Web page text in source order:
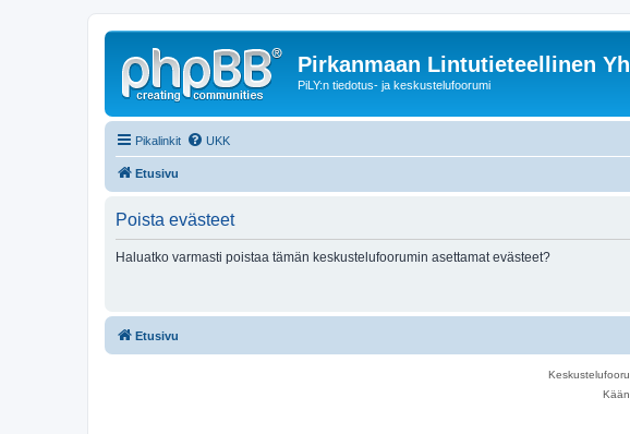
Pirkanmaan Lintutieteellinen
PiLY:n tiedotus- ja keskustelufoorumi
Pikalinkit UKK
Etusivu
Poista evästeet
Haluatko varmasti poistaa tämän keskustelufoorumin asettamat evästeet?
Etusivu